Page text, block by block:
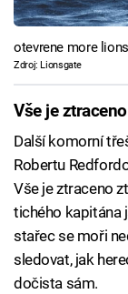
otevrene more
Zdroj: Lionsgate
Vše je ztraceno
Další komorní
Robertu
Vše je ztraceno
tichého kapitána
stařec se moři
sledovat, jak
dočista sám.